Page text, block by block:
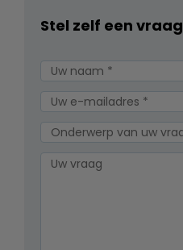
Stel zelf een vraag